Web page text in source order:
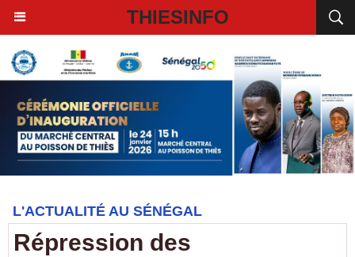
THIESINFO
L'ACTUALITÉ AU SÉNÉGAL
Répression des